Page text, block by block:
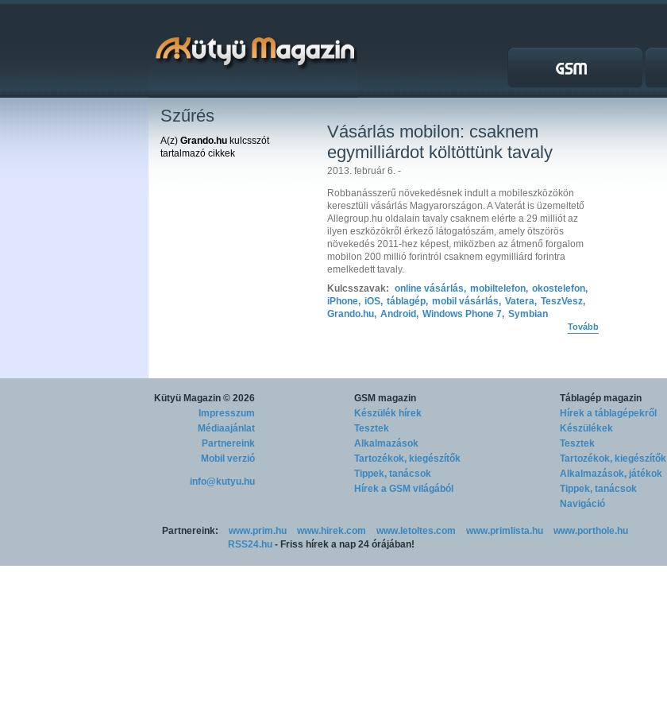
Szűrés
A(z) Grando.hu kulcsszót
tartalmazó cikkek
Vásárlás mobilon: csaknem
egymilliárdot költöttünk tavaly
2013. február 6. -
Robbanásszerű növekedésnek indult a mobileszközökön
keresztüli vásárlás Magyarországon. A Vaterát is üzemeltető
Allegroup.hu oldalain tavaly csaknem elérte a 29 milliót az
ilyen eszközökről érkező látogatószám, amely ötszörös
növekedés 2011-hez képest, miközben az átmenő forgalom
mobilon 200 millió forintról csaknem egymilliárd forintra
emelkedett tavaly.
Kulcsszavak: online vásárlás, mobiltelefon, okostelefon,
iPhone, iOS, táblagép, mobil vásárlás, Vatera, TeszVesz,
Grando.hu, Android, Windows Phone 7, Symbian
Tovább
Kütyü Magazin © 2026
Impresszum
Médiaajánlat
Partnereink
Mobil verzió
info@kutyu.hu
GSM magazin
Készülék hírek
Tesztek
Alkalmazások
Tartozékok, kiegészítők
Tippek, tanácsok
Hírek a GSM világából
Táblagép magazin
Hírek a táblagépekről
Készülékek
Tesztek
Tartozékok, kiegészítők
Alkalmazások, játékok
Tippek, tanácsok
Navigáció
Partnereink: www.prim.hu www.hirek.com www.letoltes.com www.primlista.hu
www.porthole.hu
RSS24.hu - Friss hírek a nap 24 órájában!